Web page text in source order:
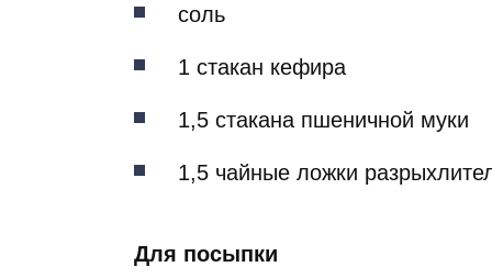
соль
1 стакан кефира
1,5 стакана пшеничной муки
1,5 чайные ложки
Для посыпки